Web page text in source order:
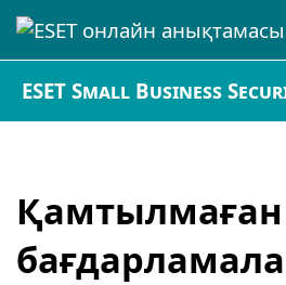
ESET Small Business
Қамтылмаған